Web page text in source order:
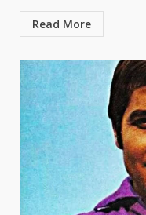
Read More